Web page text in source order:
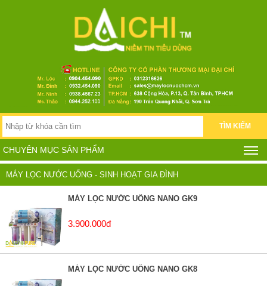
TÌM KIẾM
CHUYÊN MỤC SẢN PHẨM
MÁY LỌC NƯỚC UỐNG - SINH HOẠT GIA ĐÌNH
MÁY LỌC NƯỚC UỐNG NANO GK9
3.900.000đ
MÁY LỌC NƯỚC UỐNG NANO GK8